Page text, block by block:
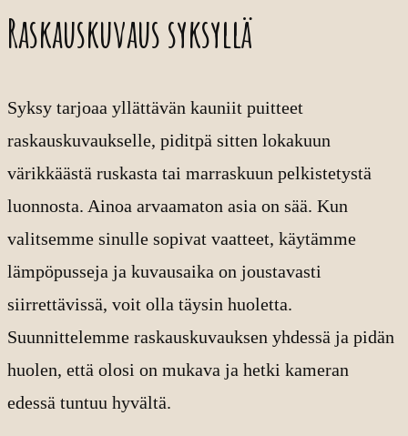
Raskauskuvaus syksyllä
Syksy tarjoaa yllättävän kauniit puitteet
raskauskuvaukselle, piditpä sitten lokakuun
värikkäästä ruskasta tai marraskuun pelkistetystä
luonnosta. Ainoa arvaamaton asia on sää. Kun
valitsemme sinulle sopivat vaatteet, käytämme
lämpöpusseja ja kuvausaika on joustavasti
siirrettävissä, voit olla täysin huoletta.
Suunnittelemme raskauskuvauksen yhdessä ja pidän
huolen, että olosi on mukava ja hetki kameran
edessä tuntuu hyvältä.